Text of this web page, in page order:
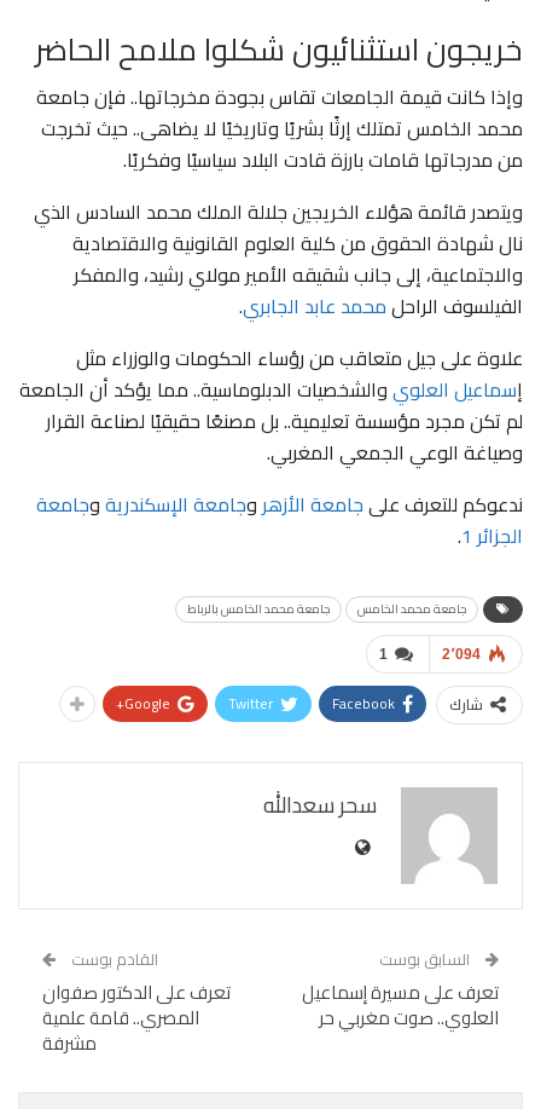
خريجون استثنائيون شكلوا ملامح الحاضر
وإذا كانت قيمة الجامعات تقاس بجودة مخرجاتها.. فإن جامعة
محمد الخامس تمتلك إرثًا بشريًا وتاريخيًا لا يضاهى.. حيث تخرجت
من مدرجاتها قامات بارزة قادت البلاد سياسيًا وفكريًا.
ويتصدر قائمة هؤلاء الخريجين جلالة الملك محمد السادس الذي
نال شهادة الحقوق من كلية العلوم القانونية والاقتصادية
والاجتماعية، إلى جانب شقيقه الأمير مولاي رشيد، والمفكر
الفيلسوف الراحلمحمد عابد الجابري.
علاوة على جيل متعاقب من رؤساء الحكومات والوزراء مثل
إسماعيل العلويوالشخصيات الدبلوماسية.. مما يؤكد أن الجامعة
لم تكن مجرد مؤسسة تعليمية.. بل مصنعًا حقيقيًا لصناعة القرار
وصياغة الوعي الجمعي المغربي.
ندعوكم للتعرف علىجامعة الأزهروجامعة الإسكندريةوجامعة
الجزائر 1 .
جامعة محمد الخامس جامعة محمد الخامس بالرباط
1 2٬094
شارك Facebook
Twitter
Google+
سحر سعدالله
السابق بوست
تعرف على مسيرة إسماعيل
العلوي.. صوت مغربي حر
القادم بوست
تعرف على الدكتور صفوان
المصري.. قامة علمية
مشرفة